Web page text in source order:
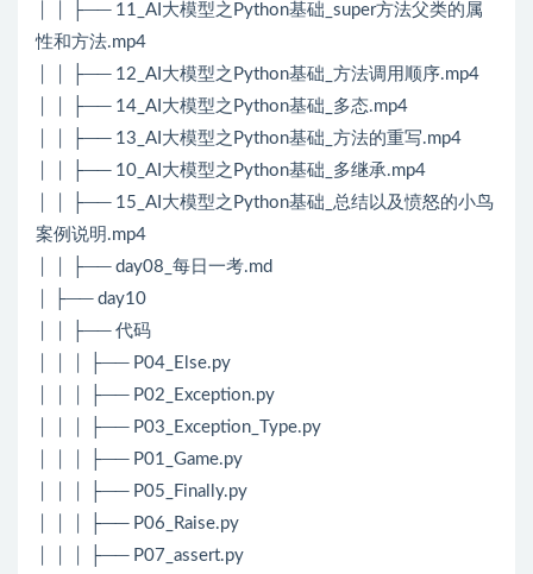
│ │ ├── 11_AI大模型之Python基础_super方法父类的属
性和方法.mp4
│ │ ├── 12_AI大模型之Python基础_方法调用顺序.mp4
│ │ ├── 14_AI大模型之Python基础_多态.mp4
│ │ ├── 13_AI大模型之Python基础_方法的重写.mp4
│ │ ├── 10_AI大模型之Python基础_多继承.mp4
│ │ ├── 15_AI大模型之Python基础_总结以及愤怒的小鸟
案例说明.mp4
│ │ ├── day08_每日一考.md
│ ├── day10
│ │ ├── 代码
│ │ │ ├── P04_Else.py
│ │ │ ├── P02_Exception.py
│ │ │ ├── P03_Exception_Type.py
│ │ │ ├── P01_Game.py
│ │ │ ├── P05_Finally.py
│ │ │ ├── P06_Raise.py
│ │ │ ├── P07_assert.py